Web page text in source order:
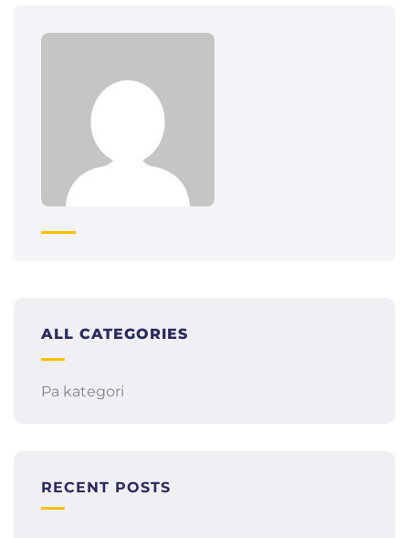
ALL CATEGORIES
Pa kategori
RECENT POSTS